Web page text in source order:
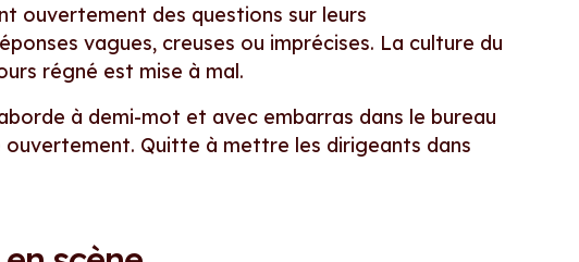
ouvertement des questions sur leurs
vagues, creuses ou imprécises. La culture du
régné est mise à mal.
à demi-mot et avec embarras dans le bureau
ouvertement. Quitte à mettre les dirigeants dans